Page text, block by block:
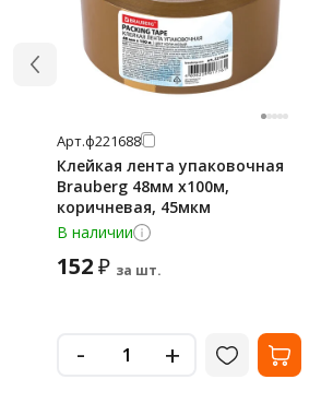
Арт.ф221688
Клейкая лента упаковочная
Brauberg 48мм х100м,
коричневая, 45мкм
В наличии
152₽ за шт.
- +